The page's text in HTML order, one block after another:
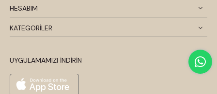
HESABIM
KATEGORİLER
UYGULAMAMIZI İNDİRİN